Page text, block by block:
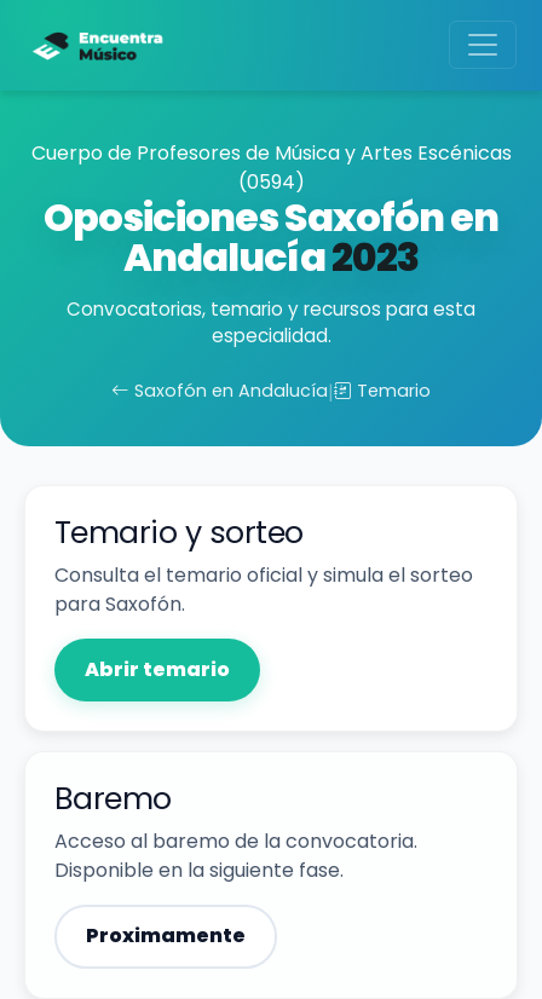
Cuerpo de Profesores de Música y Artes Escénicas
(0594)
Oposiciones Saxofón en
Andalucía2023
Convocatorias, temario y recursos para esta
especialidad.
Saxofón en Andalucía| Temario
Temario y sorteo
Consulta el temario oficial y simula el sorteo
para Saxofón.
Abrir temario
Baremo
Acceso al baremo de la convocatoria.
Disponible en la siguiente fase.
Proximamente